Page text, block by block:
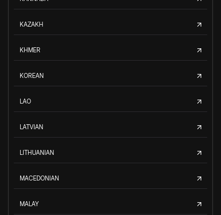
KAZAKH
KHMER
KOREAN
LAO
LATVIAN
LITHUANIAN
MACEDONIAN
MALAY